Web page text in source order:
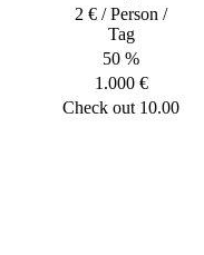
2 € / Person /
Tag
50 %
1.000 €
Check out 10.00